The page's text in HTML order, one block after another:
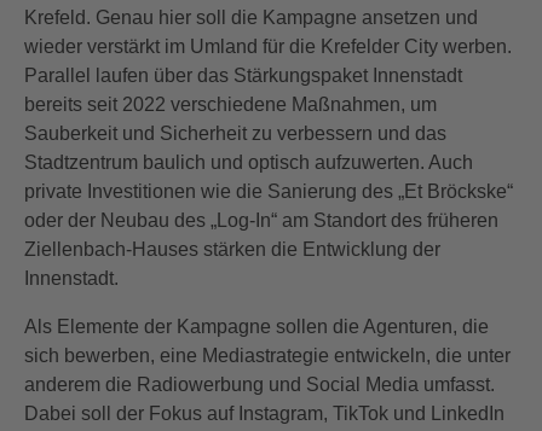
Krefeld. Genau hier soll die Kampagne ansetzen und
wieder verstärkt im Umland für die Krefelder City werben.
Parallel laufen über das Stärkungspaket Innenstadt
bereits seit 2022 verschiedene Maßnahmen, um
Sauberkeit und Sicherheit zu verbessern und das
Stadtzentrum baulich und optisch aufzuwerten. Auch
private Investitionen wie die Sanierung des „Et Bröckske“
oder der Neubau des „Log-In“ am Standort des früheren
Ziellenbach-Hauses stärken die Entwicklung der
Innenstadt.
Als Elemente der Kampagne sollen die Agenturen, die
sich bewerben, eine Mediastrategie entwickeln, die unter
anderem die Radiowerbung und Social Media umfasst.
Dabei soll der Fokus auf Instagram, TikTok und LinkedIn